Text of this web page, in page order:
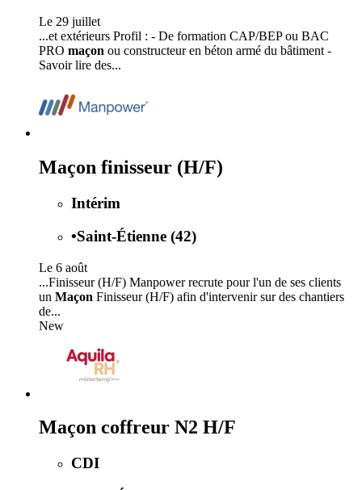
Le 29 juillet
...et extérieurs Profil : - De formation CAP/BEP ou BAC
PRO maçon ou constructeur en béton armé du bâtiment -
Savoir lire des...
Maçon finisseur (H/F)
Intérim
•Saint-Étienne (42)
Le 6 août
...Finisseur (H/F) Manpower recrute pour l'un de ses clients
un Maçon Finisseur (H/F) afin d'intervenir sur des chantiers
de...
New
Maçon coffreur N2 H/F
CDI